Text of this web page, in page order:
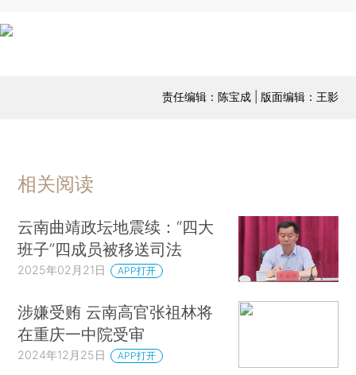
责任编辑：陈宝成 | 版面编辑：王影
相关阅读
云南曲靖政坛地震续：“四大
班子”四成员被移送司法
2025年02月21日 APP打开
涉嫌受贿 云南高官张祖林将
在重庆一中院受审
2024年12月25日 APP打开